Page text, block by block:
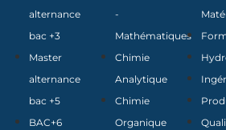
alternance
bac +3
Master
alternance
bac +5
BAC+6
-
Mathématiques
Chimie
Analytique
Chimie
Organique